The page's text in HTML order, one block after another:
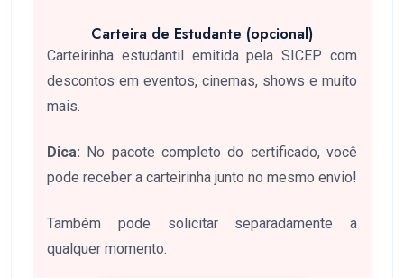
Carteira de Estudante (opcional)
Carteirinha estudantil emitida pela SICEP com
descontos em eventos, cinemas, shows e muito
mais.
Dica: No pacote completo do certificado, você
pode receber a carteirinha junto no mesmo envio!
Também pode solicitar separadamente a
qualquer momento.